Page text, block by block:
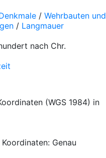
/ Wehrbauten und
/ Langmauer
nach Chr.
(WGS 1984) in
Genau